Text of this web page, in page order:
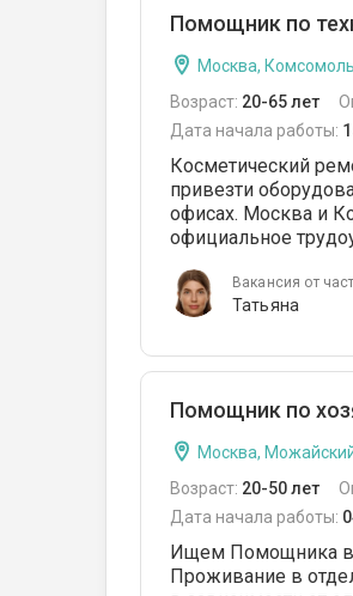
Помощник по
Москва,
Возраст: 20-65 лет
Дата начала работы:
Косметический
привезти
офисах. Москва и
официальное
Вакансия от
Татьяна
Помощник по
Москва,
Возраст: 20-50 лет
Дата начала работы:
Ищем Помощника в
Проживание в